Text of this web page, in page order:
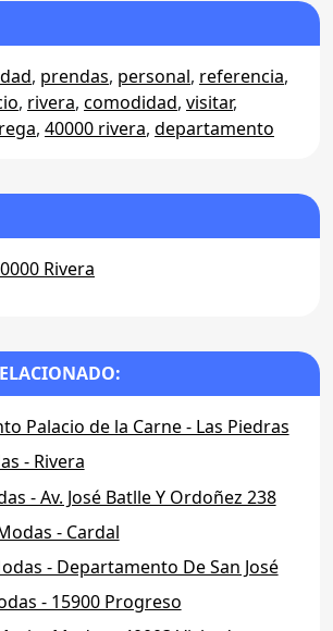
, prendas, personal, referencia,
, rivera, comodidad, visitar,
, 40000 rivera, departamento
Rivera
Palacio de la Carne - Las Piedras
- Rivera
- Av. José Batlle Y Ordoñez 238
- Cardal
- Departamento De San José
- 15900 Progreso